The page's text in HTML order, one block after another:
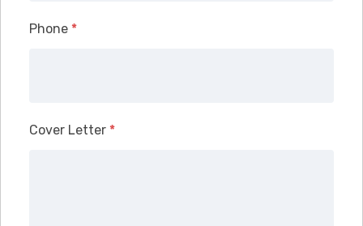
Phone *
Cover Letter *